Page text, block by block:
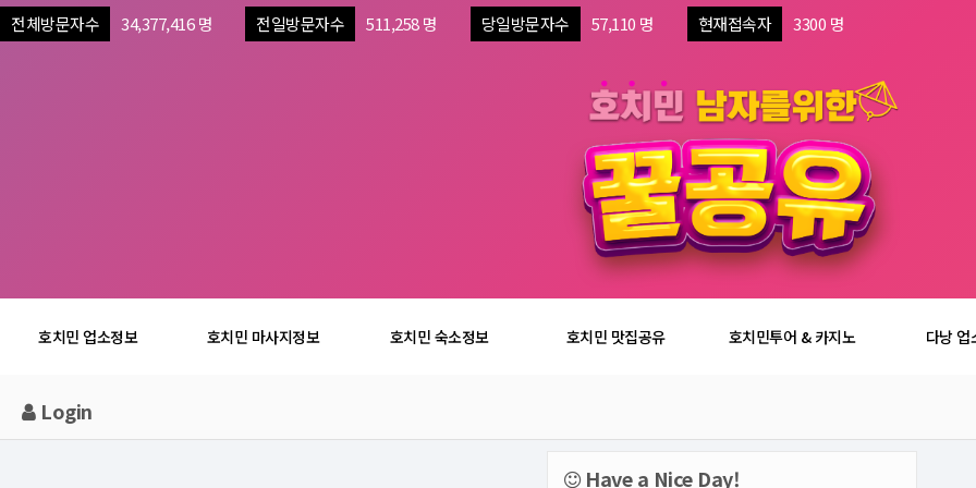
전체방문자수 34,377,416 명 전일방문자수 511,258 명 당일방문자수 57,110 명 현재접속자 3300 명
호치민 업소정보 호치민 마사지정보 호치민 숙소정보 호치민 맛집공유 호치민투어 & 카지노 다낭 업
Login
Have a Nice Day!